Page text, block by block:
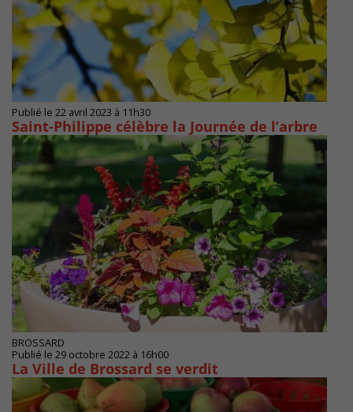
Publié le 22 avril 2023 à 11h30
Saint-Philippe célèbre la Journée de l’arbre
BROSSARD
Publié le 29 octobre 2022 à 16h00
La Ville de Brossard se verdit